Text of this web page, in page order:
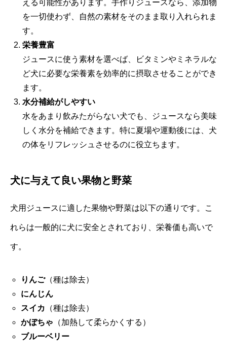
える可能性があります。手作りジュースなら、添加物
を一切使わず、自然の素材をそのまま取り入れられま
す。
栄養豊富
ジュースに使う素材を選べば、ビタミンやミネラルな
ど犬に必要な栄養素を効率的に摂取させることができ
ます。
水分補給がしやすい
水をあまり飲みたがらない犬でも、ジュースなら美味
しく水分を補給できます。特に夏場や運動後には、犬
の体をリフレッシュさせるのに役立ちます。
犬に与えて良い果物と野菜
犬用ジュースに適した果物や野菜は以下の通りです。こ
れらは一般的に犬に安全とされており、栄養価も高いで
す。
りんご（種は除去）
にんじん
スイカ （種は除去）
かぼちゃ （加熱して柔らかくする）
ブルーベリー